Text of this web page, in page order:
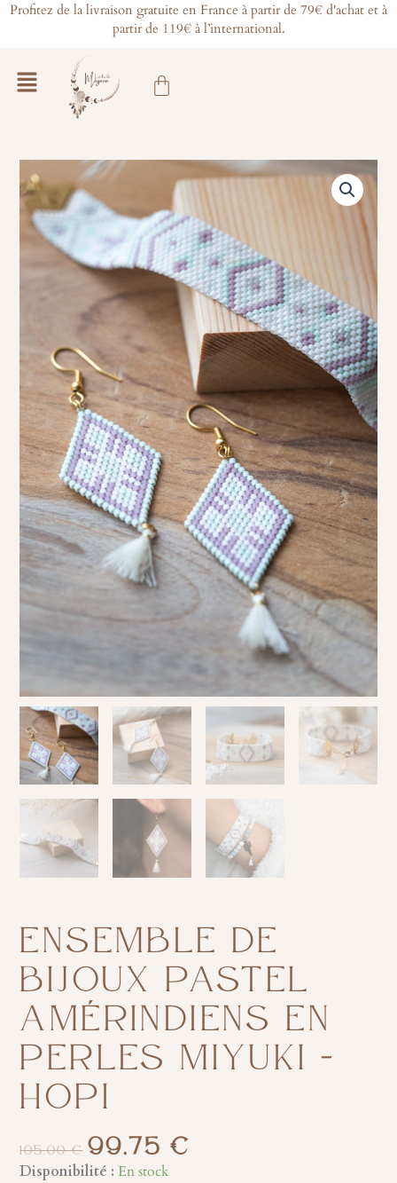
Aller
Profitez de la livraison gratuite en France à partir de 79€ d'achat et à
partir de 119€ à l’international.
Main
Panier
ENSEMBLE DE
BIJOUX PASTEL
AMÉRINDIENS EN
PERLES MIYUKI –
HOPI
105,00€
LE
PRIX
INITIAL
99,75€
Disponibilité : En stock
quantité